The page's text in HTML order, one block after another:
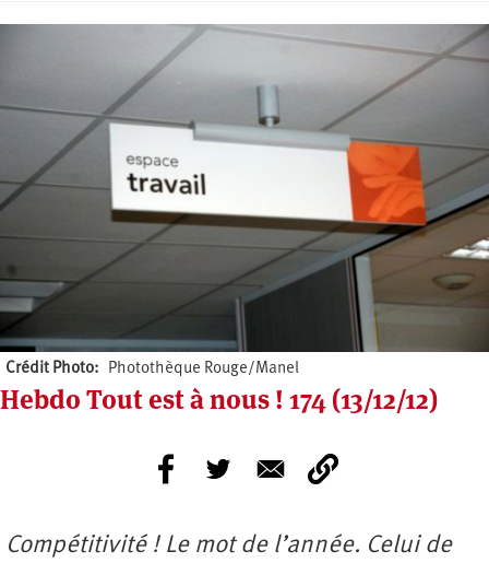
Crédit Photo Photothèque Rouge/Manel
Hebdo Tout est à nous ! 174 (13/12/12)
Compétitivité ! Le mot de l’année. Celui de